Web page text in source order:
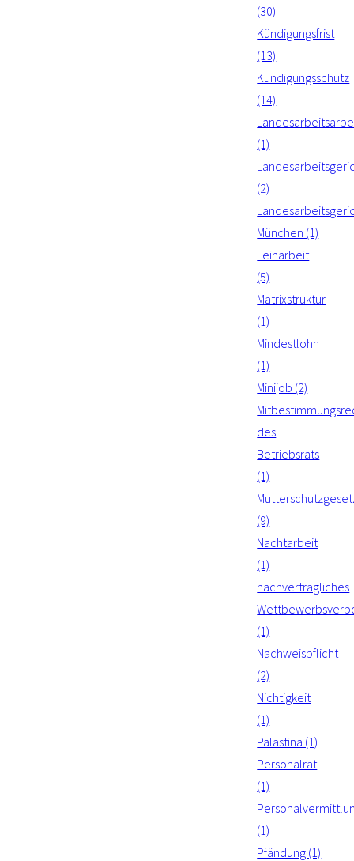
(30)
Kündigungsfrist
(13)
Kündigungsschutz
(14)
(1)
(2)
München (1)
Leiharbeit
(5)
Matrixstruktur
(1)
Mindestlohn
(1)
Minijob (2)
des
Betriebsrats
(1)
(9)
Nachtarbeit
(1)
nachvertragliches
(1)
Nachweispflicht
(2)
Nichtigkeit
(1)
Palästina (1)
Personalrat
(1)
(1)
Pfändung (1)